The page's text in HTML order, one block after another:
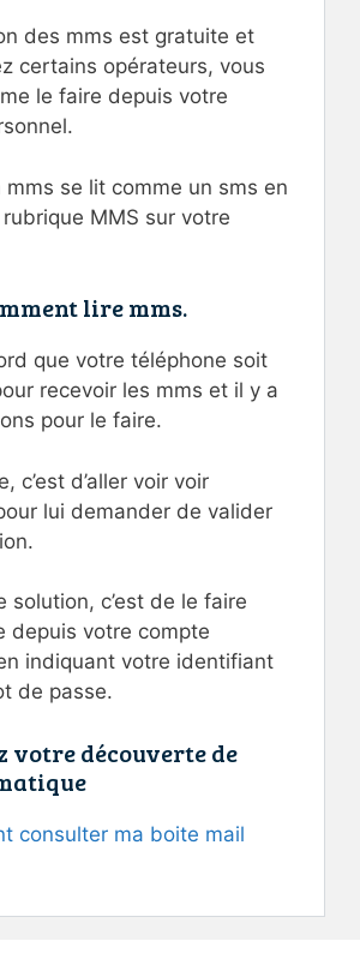
des mms est gratuite et
certains opérateurs, vous
le faire depuis votre
mms se lit comme un sms en
MMS sur votre
lire mms.
que votre téléphone soit
recevoir les mms et il y a
pour le faire.
c’est d’aller voir voir
lui demander de valider
solution, c’est de le faire
depuis votre compte
indiquant votre identifiant
de passe.
votre découverte de
consulter ma boite mail